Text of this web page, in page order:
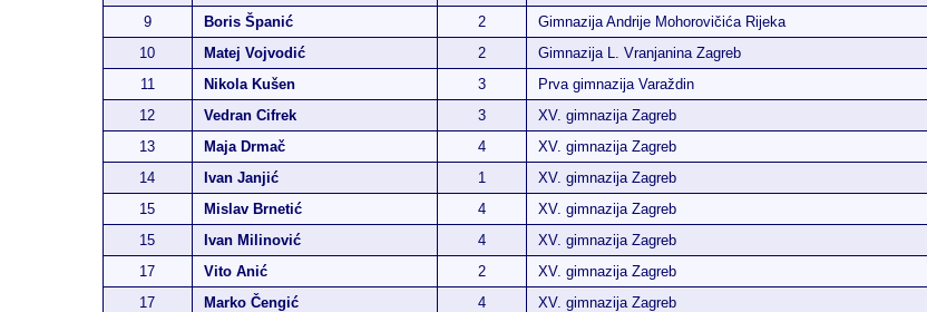
9
Boris Španić 2 Gimnazija Andrije Mohorovičića Rijeka
10
Matej Vojvodić 2 Gimnazija L. Vranjanina Zagreb
11
Nikola Kušen 3 Prva gimnazija Varaždin
12
Vedran Cifrek 3 XV. gimnazija Zagreb
13
Maja Drmač 4 XV. gimnazija Zagreb
14
Ivan Janjić 1 XV. gimnazija Zagreb
15
Mislav Brnetić 4 XV. gimnazija Zagreb
15
Ivan Milinović 4 XV. gimnazija Zagreb
17
Vito Anić 2 XV. gimnazija Zagreb
17
Marko Čengić 4 XV. gimnazija Zagreb